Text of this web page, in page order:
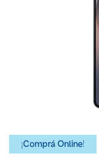
¡Comprá Online!